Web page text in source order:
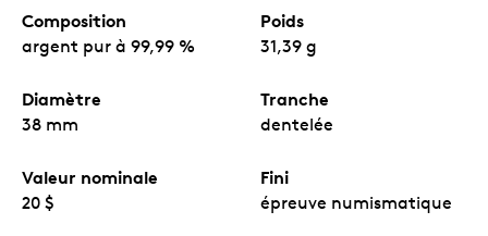
Composition
argent pur à 99,99 %
Poids
31,39 g
Diamètre
38 mm
Tranche
dentelée
Valeur nominale
20 $
Fini
épreuve numismatique